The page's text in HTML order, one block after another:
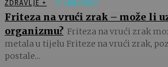
ZDRAVLJE + 01/08/2025
Friteza na vrući zrak – može li
organizmu? Friteza na vrući zrak
metala u tijelu Friteze na vrući zrak,
postale...